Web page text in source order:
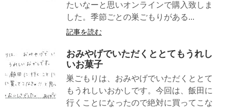
たいなーと思いオンラインで購入致しま
した。季節ごとの巣ごもりがある...
記事を読む
おみやげでいただくととてもうれし
いお菓子
巣ごもりは、おみやげでいただくととて
もうれしいおかしです。今回は、飯田に
行くことになったので絶対に買ってこな